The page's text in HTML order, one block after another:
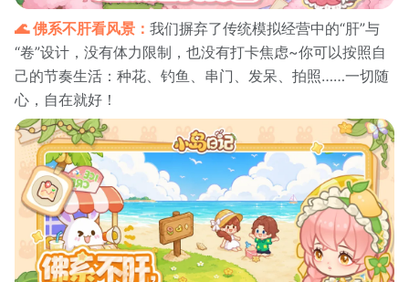
🌊 佛系不肝看风景： 我们摒弃了传统模拟经营中的“肝”与
“卷”设计，没有体力限制，也没有打卡焦虑~你可以按照自
己的节奏生活：种花、钓鱼、串门、发呆、拍照……一切随
心，自在就好！